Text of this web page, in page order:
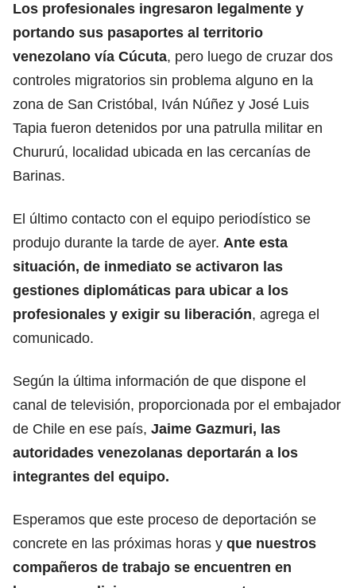
Los profesionales ingresaron legalmente y
portando sus pasaportes al territorio
venezolano vía Cúcuta, pero luego de cruzar dos
controles migratorios sin problema alguno en la
zona de San Cristóbal, Iván Núñez y José Luis
Tapia fueron detenidos por una patrulla militar en
Chururú, localidad ubicada en las cercanías de
Barinas.
El último contacto con el equipo periodístico se
produjo durante la tarde de ayer. Ante esta
situación, de inmediato se activaron las
gestiones diplomáticas para ubicar a los
profesionales y exigir su liberación, agrega el
comunicado.
Según la última información de que dispone el
canal de televisión, proporcionada por el embajador
de Chile en ese país, Jaime Gazmuri, las
autoridades venezolanas deportarán a los
integrantes del equipo.
Esperamos que este proceso de deportación se
concrete en las próximas horas y que nuestros
compañeros de trabajo se encuentren en